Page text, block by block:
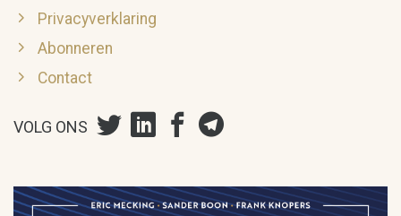
Privacyverklaring
Abonneren
Contact
VOLG ONS